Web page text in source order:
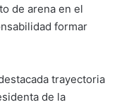
de arena en el
formar
trayectoria
de la